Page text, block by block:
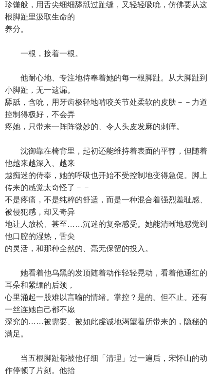
珍馐般，用舌尖细细舔舐过趾缝，又轻轻吸吮，仿佛要从这
根脚趾里汲取生命的
养分。
一根，接着一根。
他耐心地、专注地侍奉着她的每一根脚趾。从大脚趾到
小脚趾，无一遗漏。
舔舐，含吮，用牙齿极轻地啃咬关节处柔软的皮肤－－力道
控制得极好，不会弄
疼她，只带来一阵阵微妙的、令人头皮发麻的刺痒。
沈御靠在椅背里，起初还能维持着表面的平静，但随着
他越来越深入、越来
越痴迷的侍奉，她的呼吸也开始不受控制地变得急促。脚上
传来的感觉太奇怪了－－
不是疼痛，不是纯粹的舒适，而是一种混合着强烈羞耻感、
被侵犯感，却又奇异
地让人放松、甚至……沉迷的复杂感受。她能清晰地感觉到
他口腔的湿热，舌尖
的灵活，和那种全然的、毫无保留的投入。
她看着他乌黑的发顶随着动作轻轻晃动，看着他通红的
耳朵和紧绷的后颈，
心里涌起一股难以言喻的情绪。掌控？是的。但不止。还有
一丝连她自己都不愿
深究的……被需要、被如此虔诚地渴望着所带来的，隐秘的
满足。
当五根脚趾都被他仔细「清理」过一遍后，宋怀山的动
作停顿了片刻。他抬